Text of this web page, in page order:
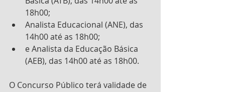
18h00;
Analista Educacional (ANE), das
14h00 até as 18h00;
e Analista da Educação Básica
(AEB), das 14h00 até as 18h00.
O Concurso Público terá validade de